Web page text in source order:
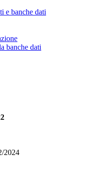
e banche dati
banche dati
2024